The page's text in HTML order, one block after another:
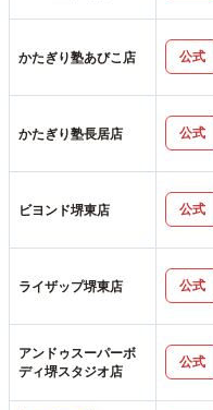
かたぎり塾あびこ店 公式
かたぎり塾長居店 公式
ビヨンド堺東店 公式
ライザップ堺東店 公式
アンドゥスーパーボ
ディ堺スタジオ店
公式